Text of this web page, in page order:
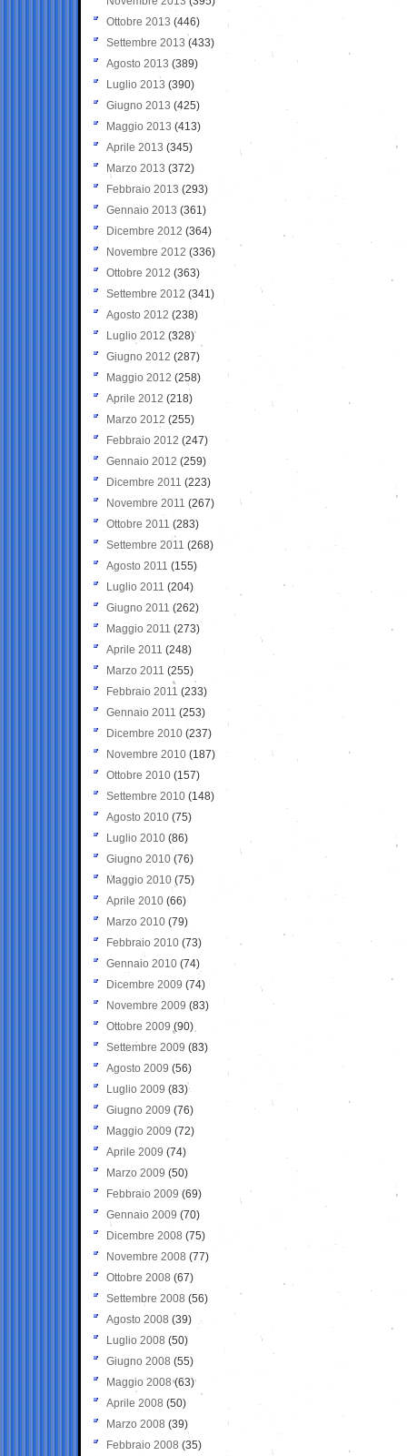
Ottobre 2013 (446)
Settembre 2013 (433)
Agosto 2013 (389)
Luglio 2013 (390)
Giugno 2013 (425)
Maggio 2013 (413)
Aprile 2013 (345)
Marzo 2013 (372)
Febbraio 2013 (293)
Gennaio 2013 (361)
Dicembre 2012 (364)
Novembre 2012 (336)
Ottobre 2012 (363)
Settembre 2012 (341)
Agosto 2012 (238)
Luglio 2012 (328)
Giugno 2012 (287)
Maggio 2012 (258)
Aprile 2012 (218)
Marzo 2012 (255)
Febbraio 2012 (247)
Gennaio 2012 (259)
Dicembre 2011 (223)
Novembre 2011 (267)
Ottobre 2011 (283)
Settembre 2011 (268)
Agosto 2011 (155)
Luglio 2011 (204)
Giugno 2011 (262)
Maggio 2011 (273)
Aprile 2011 (248)
Marzo 2011 (255)
Febbraio 2011 (233)
Gennaio 2011 (253)
Dicembre 2010 (237)
Novembre 2010 (187)
Ottobre 2010 (157)
Settembre 2010 (148)
Agosto 2010 (75)
Luglio 2010 (86)
Giugno 2010 (76)
Maggio 2010 (75)
Aprile 2010 (66)
Marzo 2010 (79)
Febbraio 2010 (73)
Gennaio 2010 (74)
Dicembre 2009 (74)
Novembre 2009 (83)
Ottobre 2009 (90)
Settembre 2009 (83)
Agosto 2009 (56)
Luglio 2009 (83)
Giugno 2009 (76)
Maggio 2009 (72)
Aprile 2009 (74)
Marzo 2009 (50)
Febbraio 2009 (69)
Gennaio 2009 (70)
Dicembre 2008 (75)
Novembre 2008 (77)
Ottobre 2008 (67)
Settembre 2008 (56)
Agosto 2008 (39)
Luglio 2008 (50)
Giugno 2008 (55)
Maggio 2008(63)
Aprile 2008 (50)
Marzo 2008 (39)
Febbraio 2008 (35)